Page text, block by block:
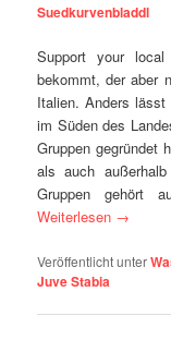
Suedkurvenbladdl
Support your
bekommt, der aber
Italien. Anders
im Süden des
Gruppen gegründet
als auch
Gruppen gehört
Weiterlesen →
Veröffentlicht unter
Juve Stabia